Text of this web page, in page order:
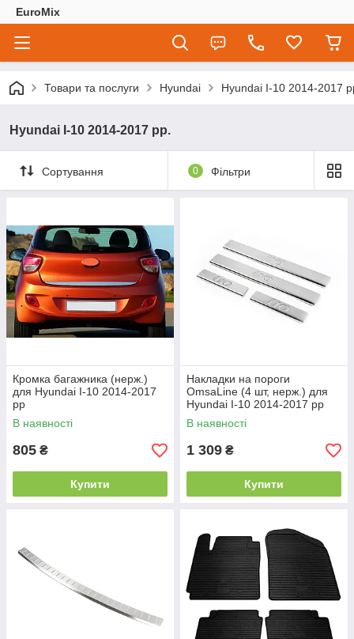
EuroMix
Товари та послуги Hyundai Hyundai I-10 2014-2017
Hyundai I-10 2014-2017 рр.
Сортування 0 Фільтри
Кромка багажника (нерж.)
для Hyundai I-10 2014-2017
рр
В наявності
805 ₴
Купити
Накладки на пороги
OmsaLine (4 шт, нерж.) для
Hyundai I-10 2014-2017 рр
В наявності
1 309 ₴
Купити